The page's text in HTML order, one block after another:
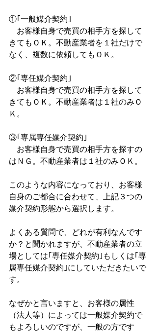
①｢一般媒介契約｣
お客様自身で売買の相手方を探して
きてもＯＫ。不動産業者を１社だけで
なく、複数に依頼してもＯＫ。
②｢専任媒介契約｣
お客様自身で売買の相手方を探して
きてもＯＫ。不動産業者は１社のみＯ
Ｋ。
③｢専属専任媒介契約｣
お客様自身で売買の相手方を探すの
はＮＧ。不動産業者は１社のみＯＫ。
このような内容になっており、お客様
自身のご都合に合わせて、上記３つの
媒介契約形態から選択します。
よくある質問で、どれが有利なんです
か？と聞かれますが、不動産業者の立
場としては｢専任媒介契約｣もしくは｢専
属専任媒介契約｣にしていただきたいで
す。
なぜかと言いますと、お客様の属性
（法人等）によっては一般媒介契約で
もよろしいのですが、一般の方です